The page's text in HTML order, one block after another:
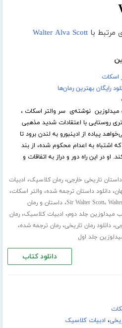
با Walter Alva Scott
اسکات
رایگان بهترین رمان‌ها
نوشته‌ی سر والتر اسکات ،
روستایی با اعتقادات شدید مذهبی
پیاده از ادینبورو به لندن برود تا
اشتباه به اعدام محکوم شده، از بند
او در این راه دور و دراز به اتفاقات و
داستان تاریخی خارجی،رمان کلاسیک، ادبیات
،دانلود داستان ترجمه شده، والتر اسکات،
Sir Walter Scott، ،داستان و رمان
میدلوزین جلد دوم، ادبیات کلاسیک،رمان
،دانلود رمان تاریخی،رمان ترجمه شده،
جلد اول
دانلود کتاب
، ادبیات کلاسیک